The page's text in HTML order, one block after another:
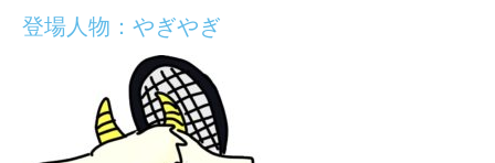
登場人物：やぎやぎ